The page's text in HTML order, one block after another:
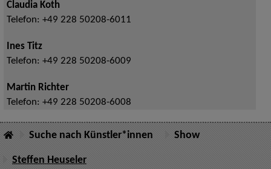
Claudia Koth
Telefon: +49 228 50208-6011
Ines Titz
Telefon: +49 228 50208-6009
Martin Richter
Telefon: +49 228 50208-6008
Suche nach Künstler*innen Show
Steffen Heuseler